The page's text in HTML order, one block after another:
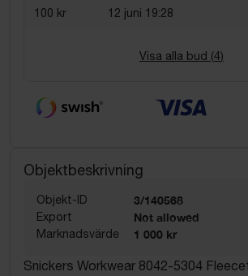
100 kr 12 juni 19:28
Visa alla bud (4)
Objektbeskrivning
Objekt-ID 3/140568
Export Not allowed
Marknadsvärde 1 000 kr
Snickers Workwear 8042-5304